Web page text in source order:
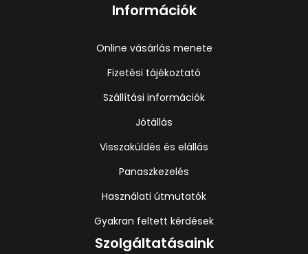
Információk
Online vásárlás menete
Fizetési tájékoztató
Szállítási információk
Jótállás
Visszaküldés és elállás
Panaszkezelés
Használati útmutatók
Gyakran feltett kérdések
Szolgáltatásaink